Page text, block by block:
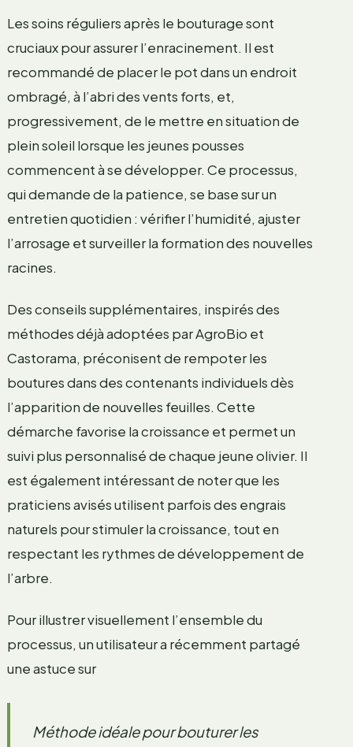
Les soins réguliers après le bouturage sont
cruciaux pour assurer l’enracinement. Il est
recommandé de placer le pot dans un endroit
ombragé, à l’abri des vents forts, et,
progressivement, de le mettre en situation de
plein soleil lorsque les jeunes pousses
commencent à se développer. Ce processus,
qui demande de la patience, se base sur un
entretien quotidien : vérifier l’humidité, ajuster
l’arrosage et surveiller la formation des nouvelles
racines.
Des conseils supplémentaires, inspirés des
méthodes déjà adoptées par AgroBio et
Castorama, préconisent de rempoter les
boutures dans des contenants individuels dès
l’apparition de nouvelles feuilles. Cette
démarche favorise la croissance et permet un
suivi plus personnalisé de chaque jeune olivier. Il
est également intéressant de noter que les
praticiens avisés utilisent parfois des engrais
naturels pour stimuler la croissance, tout en
respectant les rythmes de développement de
l’arbre.
Pour illustrer visuellement l’ensemble du
processus, un utilisateur a récemment partagé
une astuce sur
Méthode idéale pour bouturer les